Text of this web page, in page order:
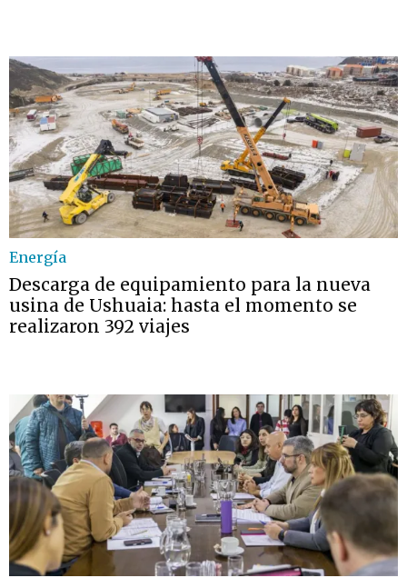
Energía
Descarga de equipamiento para la nueva
usina de Ushuaia: hasta el momento se
realizaron 392 viajes